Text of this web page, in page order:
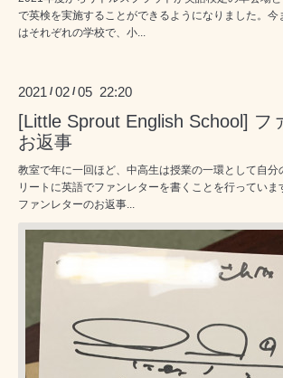
で英検を実施することができるようになりました。今
はそれぞれの学校で、小...
2021 /02 /05 22:20
[Little Sprout English School] フ
お返事
教室で年に一回ほど、中高生は授業の一環として自分
リートに英語でファンレターを書くことを行っ
ファンレターのお返事...